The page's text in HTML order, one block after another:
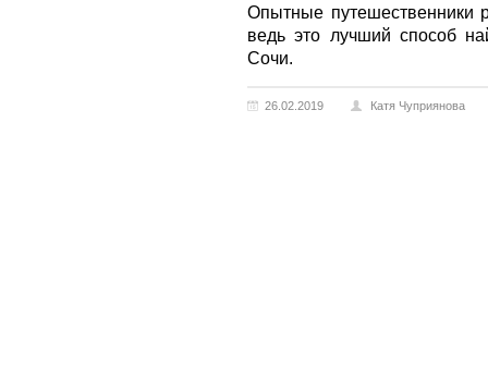
Опытные путешественники
ведь это лучший способ
Сочи.
26.02.2019 Катя Чуприянова